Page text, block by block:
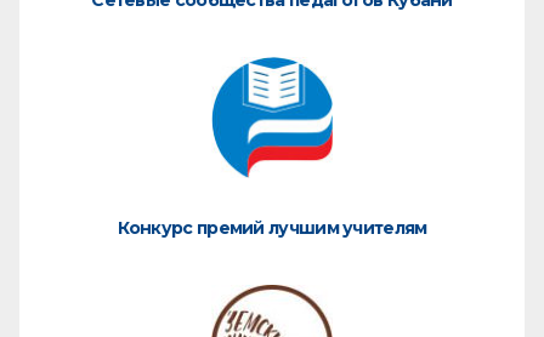
Конкурс премий лучшим учителям